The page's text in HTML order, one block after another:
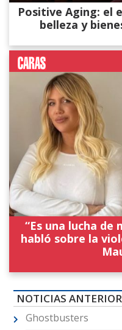
Positive Aging: el
belleza y
“Es una lucha de
habló sobre la
NOTICIAS
Ghostbusters